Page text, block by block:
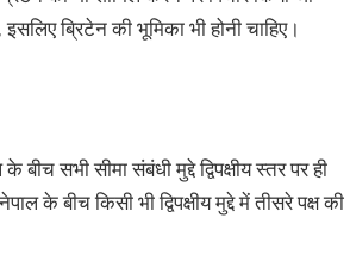
ब्रिटेन की भूमिका भी होनी चाहिए।
सभी सीमा संबंधी मुद्दे द्विपक्षीय स्तर पर ही
के बीच किसी भी द्विपक्षीय मुद्दे में तीसरे पक्ष की